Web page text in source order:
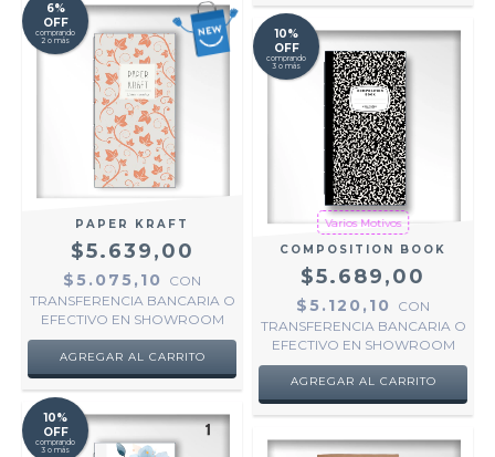
6%
OFF
comprando
2 o más
PAPER KRAFT
$5.639,00
$5.075,10
CON
TRANSFERENCIA BANCARIA O
EFECTIVO EN SHOWROOM
10%
OFF
comprando
3 o más
Varios Motivos
COMPOSITION BOOK
$5.689,00
$5.120,10
CON
TRANSFERENCIA BANCARIA O
EFECTIVO EN SHOWROOM
AGREGAR AL CARRITO
10%
OFF
comprando
3 o más